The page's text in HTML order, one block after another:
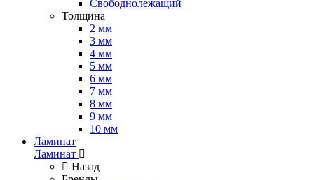
Свободнолежащий
Толщина
2 мм
3 мм
4 мм
5 мм
6 мм
7 мм
8 мм
9 мм
10 мм
Ламинат
Ламинат
Назад